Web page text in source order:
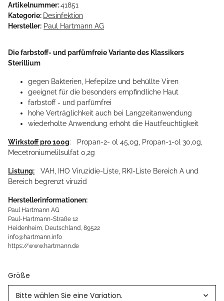
Artikelnummer:41851
Kategorie: Desinfektion
Hersteller: Paul Hartmann AG
Die farbstoff- und parfümfreie Variante des Klassikers
Sterillium
gegen Bakterien, Hefepilze und behüllte Viren
geeignet für die besonders empfindliche Haut
farbstoff - und parfümfrei
hohe Verträglichkeit auch bei Langzeitanwendung
wiederholte Anwendung erhöht die Hautfeuchtigkeit
Wirkstoff pro 100g: Propan-2- ol 45,0g, Propan-1-ol 30,0g,
Mecetroniumelilsulfat 0,2g
Listung: VAH, IHO Viruzidie-Liste, RKI-Liste Bereich A und
Bereich begrenzt viruzid
Herstellerinformationen:
Paul Hartmann AG
Paul-Hartmann-Straße 12
Heidenheim, Deutschland, 89522
info@hartmann.info
https://www.hartmann.de
Größe
Bitte wählen Sie eine Variation.